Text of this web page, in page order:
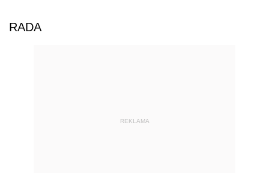
RADA
REKLAMA